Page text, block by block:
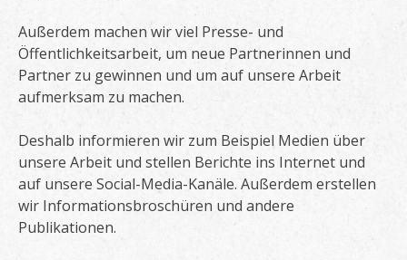
Außerdem machen wir viel Presse- und
Öffentlichkeitsarbeit, um neue Partnerinnen und
Partner zu gewinnen und um auf unsere Arbeit
aufmerksam zu machen.
Deshalb informieren wir zum Beispiel Medien über
unsere Arbeit und stellen Berichte ins Internet und
auf unsere Social-Media-Kanäle. Außerdem erstellen
wir Informationsbroschüren und andere
Publikationen.